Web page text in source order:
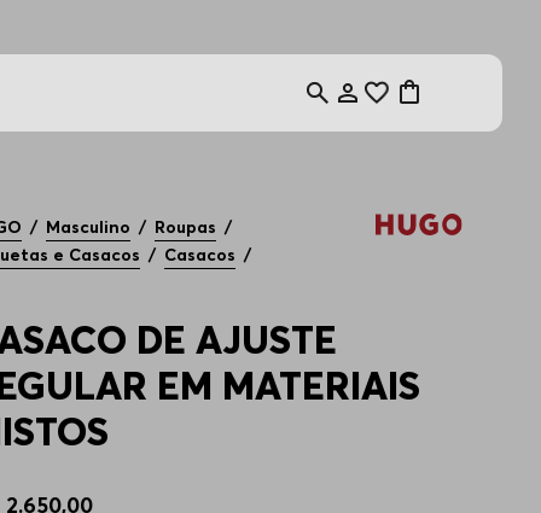
Masculino
Roupas
e Casacos
Casacos
DE AJUSTE
EM MATERIAIS
2.650,00